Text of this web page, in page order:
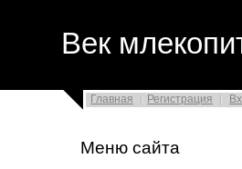
Век
Главная Регистрация
Меню сайта